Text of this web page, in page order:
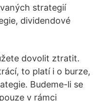
strategií
dividendové
dovolit ztratit.
to platí i o burze,
Budeme-li se
v rámci